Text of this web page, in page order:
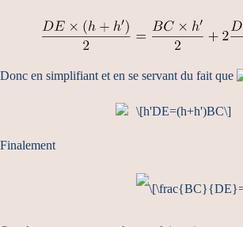
Donc en simplifiant et en se servant du fait que
Finalement